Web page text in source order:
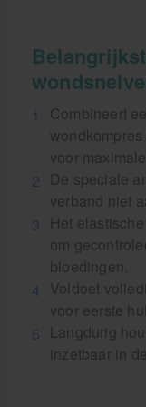
Combineert
voor
De speciale
verband niet
Het
om
bloedingen.
Voldoet
voor eerste
Langdurig
inzetbaar in